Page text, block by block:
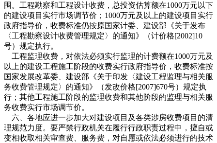
围。工程勘察和工程设计收费，总投资估算额在1000万元以下
的建设项目实行市场调节价；1000万元及以上的建设项目实行
政府指导价，收费标准仍按原国家计委、建设部《关于发布
〈工程勘察设计收费管理规定〉的通知》（计价格[2002]10
号）规定执行。
工程监理收费，对依法必须实行监理的计费额在1000万元及
以上的建设工程施工阶段的收费实行政府指导价，收费标准按
国家发展改革委、建设部《关于印发〈建设工程监理与相关服
务收费管理规定〉的通知》（发改价格[2007]670号）规定执
行；其他工程施工阶段的监理收费和其他阶段的监理与相关服
务收费实行市场调节价。
六、各地应进一步加大对建设项目及各类涉房收费项目的清
理规范力度。要严禁行政机关在履行行政职责过程中，擅自或
变相收取相关审查费、服务费，对自愿或依法必须进行的技术